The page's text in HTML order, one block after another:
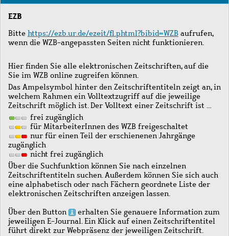
Journals
EZB
Bitte https://ezb.ur.de/ezeit/fl.phtml?bibid=WZB aufrufen,
wenn die WZB-angepassten Seiten nicht funktionieren.
Hier finden Sie alle elektronischen Zeitschriften, auf die
Sie im WZB online zugreifen können.
Das Ampelsymbol hinter den Zeitschriftentiteln zeigt an, in
welchem Rahmen ein Volltextzugriff auf die jeweilige
Zeitschrift möglich ist. Der Volltext einer Zeitschrift ist …
frei zugänglich
für MitarbeiterInnen des WZB freigeschaltet
nur für einen Teil der erschienenen Jahrgänge
zugänglich
nicht frei zugänglich
Über die Suchfunktion können Sie nach einzelnen
Zeitschriftentiteln suchen. Außerdem können Sie sich auch
eine alphabetisch oder nach Fächern geordnete Liste der
elektronischen Zeitschriften anzeigen lassen.
Über den Button
erhalten Sie genauere Information zum
jeweiligen E-Journal. Ein Klick auf einen Zeitschriftentitel
führt direkt zur Webpräsenz der jeweiligen Zeitschrift.